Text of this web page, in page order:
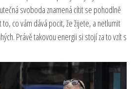
svoboda znamená cítit se pohodlně
co vám dává pocit, že žijete, a netlumit
Právě takovou energii si stojí za to vzít s